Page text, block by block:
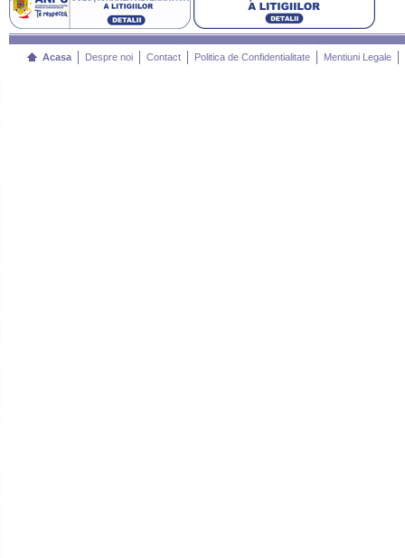
Acasa Despre noi Contact Politica de Confidentialitate Mentiuni Legale